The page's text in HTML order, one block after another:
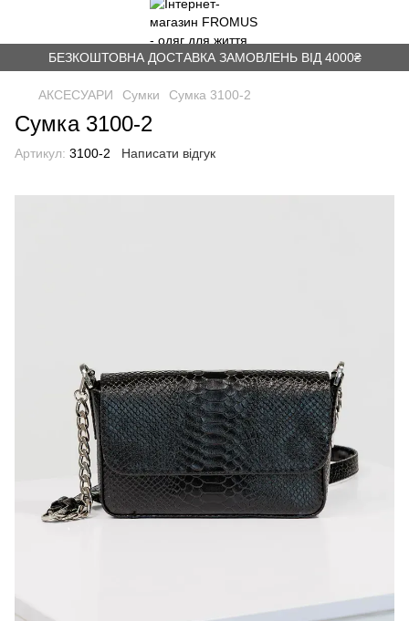
БЕЗКОШТОВНА ДОСТАВКА ЗАМОВЛЕНЬ ВІД 4000₴
АКСЕСУАРИ Сумки Сумка 3100-2
Сумка 3100-2
Артикул: 3100-2 Написати відгук